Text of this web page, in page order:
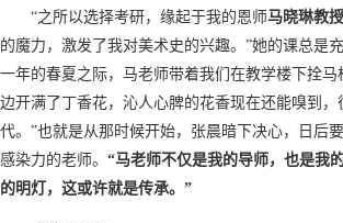
“之所以选择考研，缘起于我的恩师马晓琳教授
的魔力，激发了我对美术史的兴趣。”她的课总是
一年的春夏之际，马老师带着我们在教学楼下拴
边开满了丁香花，沁人心脾的花香现在还能嗅到
代。”也就是从那时候开始，张晨暗下决心，日后
感染力的老师。 “马老师不仅是我的导师，也是我
的明灯，这或许就是传承。”